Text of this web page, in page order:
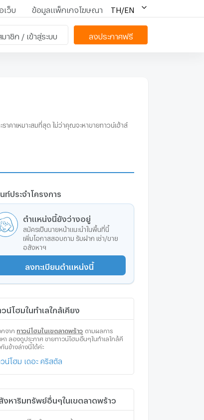
เว็บ ข้อมูลแพ็กเกจโฆษณา TH/EN
าชิก / เข้าสู่ระบบ ลงประกาศฟรี
คาเหมาะสมที่สุด ไม่ว่าคุณจะหาขายทาวน์เฮ้าส์
นท์ประจำโครงการ
ตำแหน่งนี้ยังว่างอยู่
สมัครเป็นนายหน้าแนะนำในพื้นที่นี้
เพิ่มโอกาสสอบถาม รับฝาก เช่า/ขาย
อสังหาฯ
ลงทะเบียนตำแหน่งนี้
วน์โฮมในทำเลใกล้เคียง
จาก ทาวน์โฮมในเขตลาดพร้าว ตามผลการ
า ลองดูประกาศ ขายทาวน์โฮมอื่นๆในทำเลใกล้คี
นข้างล่างนี้ได้ค่ะ
วน์โฮม เดอะ คริสตัล
งหาริมทรัพย์อื่นๆในเขตลาดพร้าว